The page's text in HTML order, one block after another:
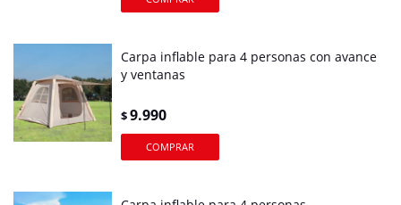
Carpa inflable para 4 personas con avance
y ventanas
$9.990